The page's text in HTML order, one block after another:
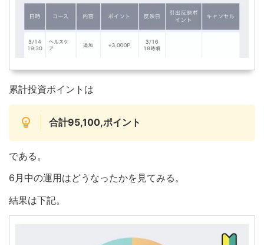
累計投資ポイントは
合計95,100,ポイント
である。
6月中の運用はどうなったかを見てみる。
結果は下記。